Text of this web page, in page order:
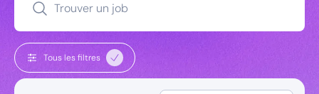
Trouver un job
Tous les filtres